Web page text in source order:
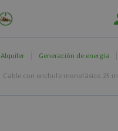
Alquiler Generación de energía
Cable con enchufe monofásico 25 m